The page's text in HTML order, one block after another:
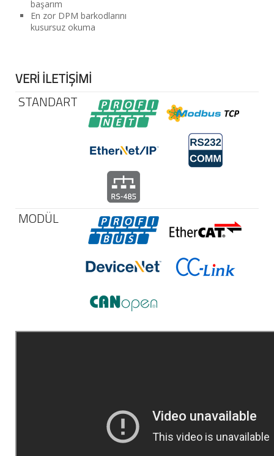
başarım
En zor DPM barkodlarını
kusursuz okuma
VERİ İLETİŞİMİ
STANDART
MODÜL